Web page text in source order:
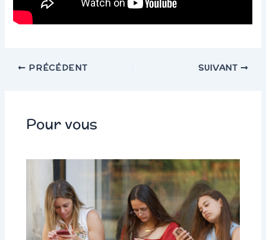
PRÉCÉDENT SUIVANT
Pour vous